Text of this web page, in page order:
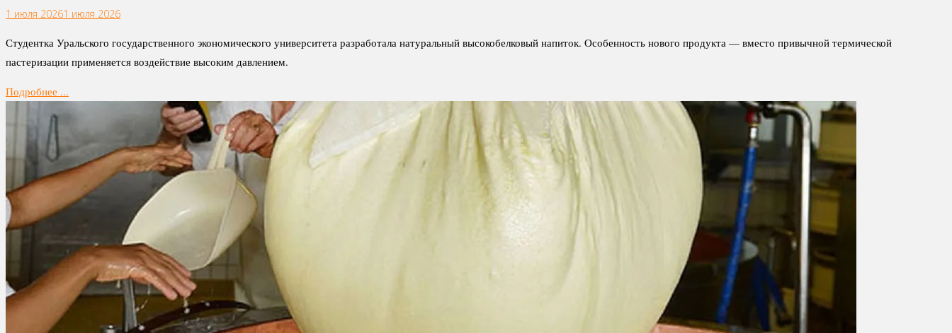
1 июля 20261 июля 2026
Студентка Уральского государственного экономического университета разработала натуральный высокобелковый напиток. Особенность нового продукта — вместо привычной термической
пастеризации применяется воздействие высоким давлением.
Подробнее ...